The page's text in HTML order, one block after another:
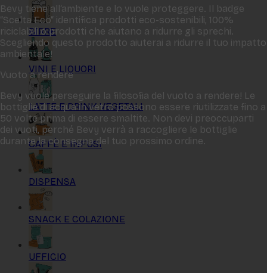
BIRRE
VINI E LIQUORI
LATTE E DRINK VEGETALI
CAFFÈ E INFUSI
DISPENSA
SNACK E COLAZIONE
UFFICIO
Bevy tiene all‘ambiente e lo vuole proteggere. Il badge
“Scelta Eco“ identifica prodotti eco-sostenibili, 100%
riciclabili o prodotti che aiutano a ridurre gli sprechi.
Scegliendo questo prodotto aiuterai a ridurre il tuo impatto
ambientale!
Vuoto a rendere
Bevy vuole perseguire la filosofia del vuoto a rendere! Le
bottiglie di acqua in vetro possono essere riutilizzate fino a
50 volte prima di essere smaltite. Non devi preoccuparti
dei vuoti, perché Bevy verrà a raccogliere le bottiglie
durante la consegna del tuo prossimo ordine.